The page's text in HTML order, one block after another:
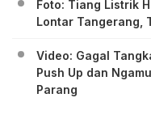
Foto: Tiang Listrik
Lontar Tangerang,
Video: Gagal
Push Up dan
Parang